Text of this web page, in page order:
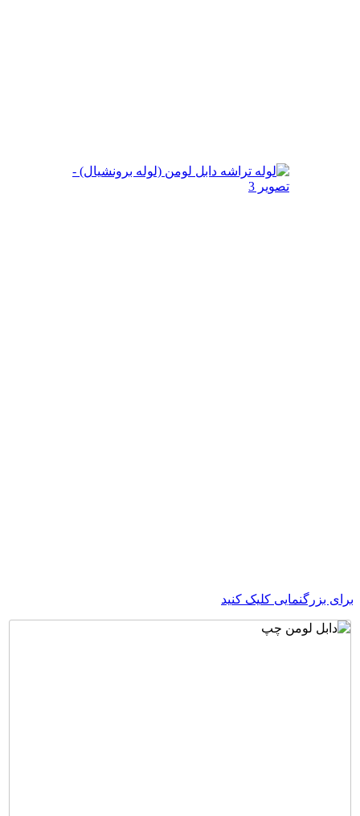
بزرگنمایی کلیک کنید